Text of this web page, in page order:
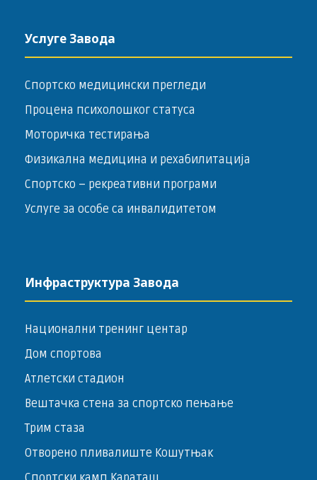
Услуге Завода
Спортско медицински прегледи
Процена психолошког статуса
Моторичка тестирања
Физикална медицина и рехабилитација
Спортско – ­рекреативни програми
Услуге за особе са инвалидитетом
Инфраструктура Завода
Национални тренинг центар
Дом спортова
Атлетски стадион
Вештачка стена за спортско пењање
Трим стаза
Отворено пливалиште Кошутњак